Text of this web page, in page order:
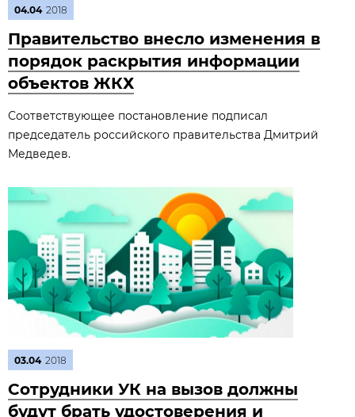
04.04 2018
Правительство внесло изменения в
порядок раскрытия информации
объектов ЖКХ
Соответствующее постановление подписал
председатель российского правительства Дмитрий
Медведев.
03.04 2018
Сотрудники УК на вызов должны
будут брать удостоверения и